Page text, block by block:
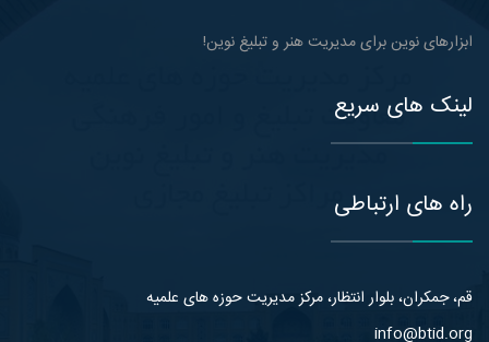
ابزارهای نوین برای مدیریت هنر و تبلیغ نوین!
لینک های سریع
راه های ارتباطی
قم، جمکران، بلوار انتظار، مرکز مدیریت حوزه های علمیه
info@btid.org